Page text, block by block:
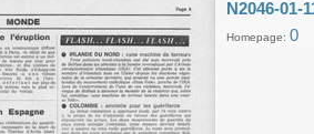
N2046-01-
Homepage: 0